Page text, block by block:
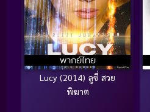
พากย์ไทย
Lucy (2014) ลูซี่ สวย
พิฆาต